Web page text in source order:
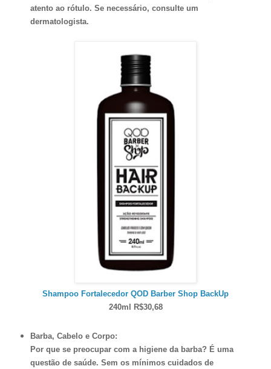
atento ao rótulo. Se necessário, consulte um
dermatologista.
Shampoo Fortalecedor QOD Barber Shop BackUp
240ml R$30,68
Barba, Cabelo e Corpo:
Por que se preocupar com a higiene da barba? É uma
questão de saúde. Sem os mínimos cuidados de